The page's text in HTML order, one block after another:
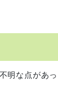
明な点があ